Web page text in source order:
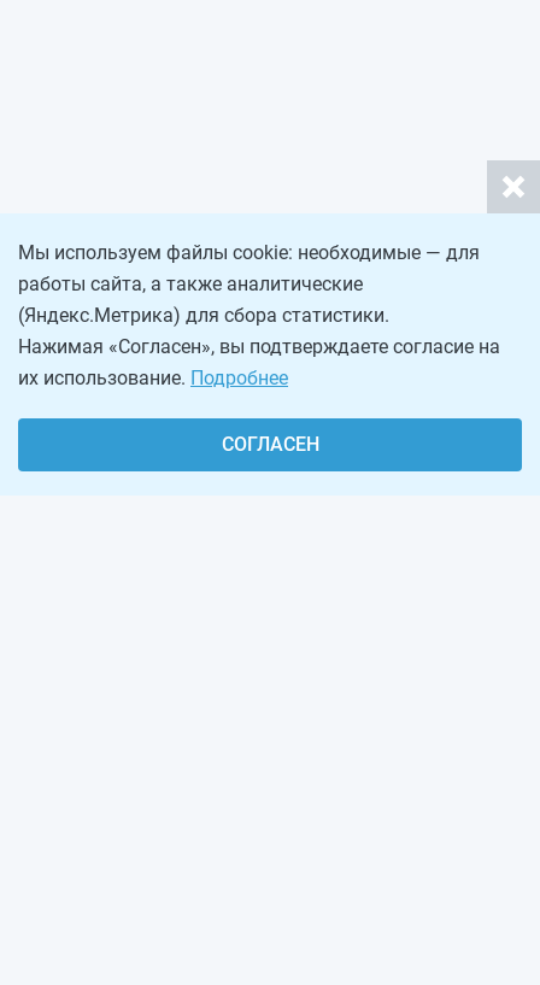
Мы используем файлы cookie: необходимые — для
работы сайта, а также аналитические
(Яндекс.Метрика) для сбора статистики.
Нажимая «Согласен», вы подтверждаете согласие на
их использование. Подробнее
СОГЛАСЕН